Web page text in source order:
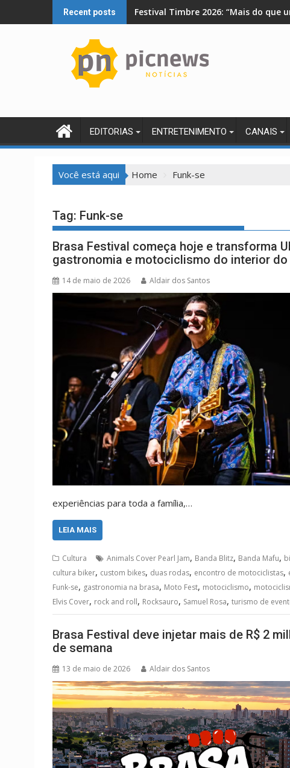
to
Recent posts Festival Timbre 2026: “Mais do que
EDITORIAS ENTRETENIMENTO CANAIS
Você está aqui Home Funk-se
Tag: Funk-se
Brasa Festival começa hoje e transforma
gastronomia e motociclismo do interior do
14 de maio de 2026 Aldair dos Santos
experiências para toda a família,…
LEIA MAIS
Cultura Animals Cover Pearl Jam, Banda Blitz, Banda Mafu,
cultura biker, custom bikes, duas rodas, encontro de motociclistas,
Funk-se, gastronomia na brasa, Moto Fest, motociclismo,
Elvis Cover, rock and roll, Rocksauro, Samuel Rosa, turismo de
Brasa Festival deve injetar mais de R$ 2
de semana
13 de maio de 2026 Aldair dos Santos